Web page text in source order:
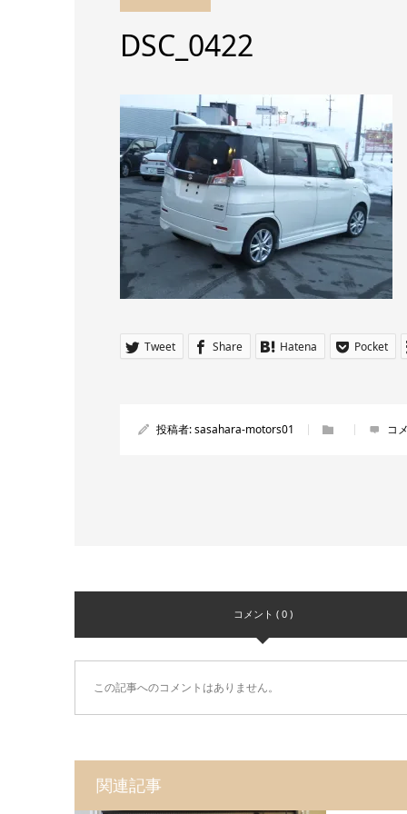
DSC_0422
Tweet Share Hatena Pocket
投稿者:sasahara-motors01 コ
コメント ( 0 )
この記事へのコメントはありません。
関連記事